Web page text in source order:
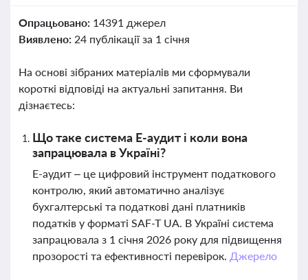
Опрацьовано: 14391 джерел
Виявлено: 24 публікації за 1 січня
На основі зібраних матеріалів ми сформували
короткі відповіді на актуальні запитання. Ви
дізнаєтесь:
Що таке система Е-аудит і коли вона
запрацювала в Україні?
Е-аудит – це цифровий інструмент податкового
контролю, який автоматично аналізує
бухгалтерські та податкові дані платників
податків у форматі SAF-T UA. В Україні система
запрацювала з 1 січня 2026 року для підвищення
прозорості та ефективності перевірок. Джерело